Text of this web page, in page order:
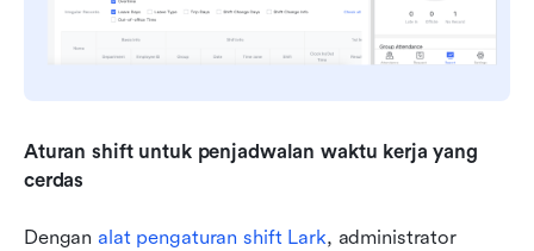
Aturan shift untuk penjadwalan waktu kerja yang
cerdas
Dengan alat pengaturan shift Lark, administrator